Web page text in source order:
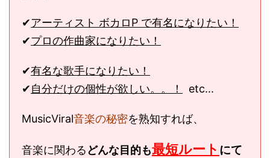
✔︎アーティスト ボカロP で有名になりたい！
✔︎プロの作曲家になりたい！
✔︎有名な歌手になりたい！
✔︎自分だけの個性が欲しい。。！ etc...
MusicViral音楽の秘密を熟知すれば、
音楽に関わるどんな目的も最短ルート にて